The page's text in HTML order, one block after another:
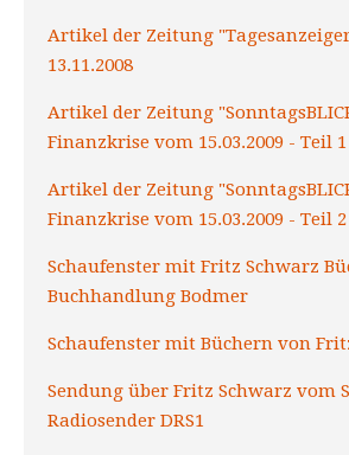
Artikel der Zeitung
13.11.2008
Artikel der Zeitung
Finanzkrise vom 15.03.2009 - Teil 1
Artikel der Zeitung
Finanzkrise vom 15.03.2009 - Teil 2
Schaufenster mit Fritz Schwarz
Buchhandlung Bodmer
Schaufenster mit Büchern von
Sendung über Fritz Schwarz vom
Radiosender DRS1